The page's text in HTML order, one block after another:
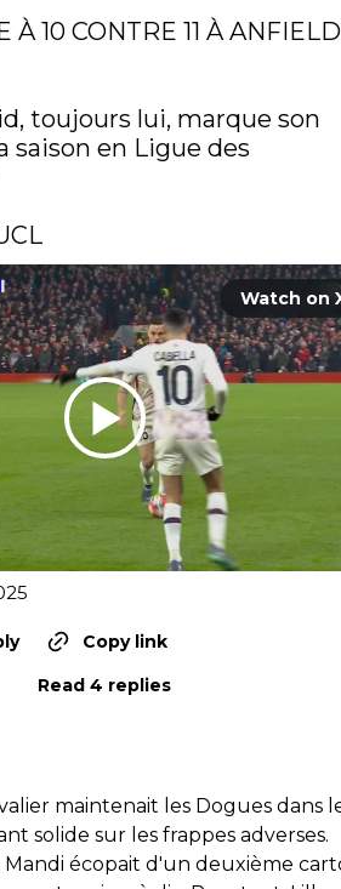
À 10 CONTRE 11 À
toujours lui, marque son
saison en Ligue des
Watch on
Copy link
Read 4 replies
maintenait les Dogues dans
solide sur les frappes adverses.
écopait d'un deuxième